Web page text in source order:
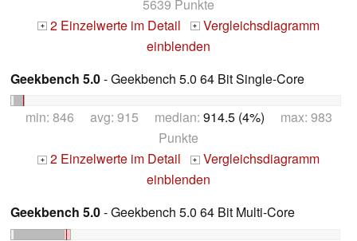
5639 Punkte
+ 2 Einzelwerte im Detail + Vergleichsdiagramm
einblenden
Geekbench 5.0- Geekbench 5.0 64 Bit Single-Core
min: 846 avg: 915 median: 914.5 (4%) max: 983
Punkte
+ 2 Einzelwerte im Detail + Vergleichsdiagramm
einblenden
Geekbench 5.0- Geekbench 5.0 64 Bit Multi-Core